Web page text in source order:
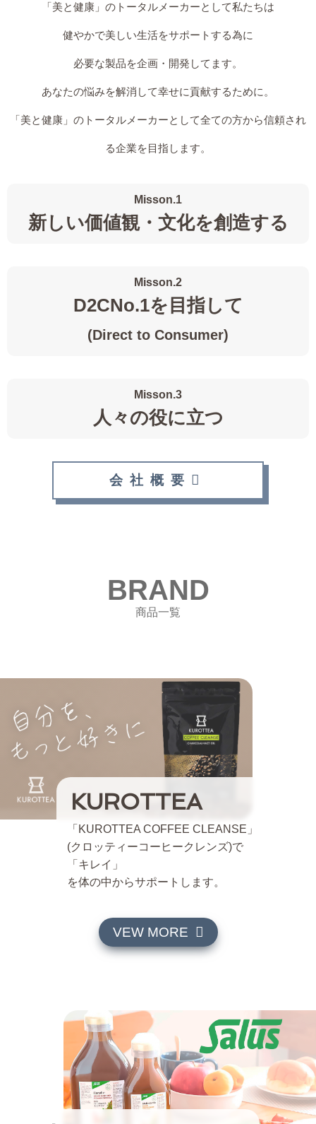
「美と健康」のトータルメーカーとして私たちは
健やかで美しい生活をサポートする為に
必要な製品を企画・開発してます。
あなたの悩みを解消して幸せに貢献するために。
「美と健康」のトータルメーカーとして全ての方から信頼され
る企業を目指します。
Misson.1
新しい価値観・文化を創造する
Misson.2
D2CNo.1を目指して
(Direct to Consumer)
Misson.3
人々の役に立つ
会社概要
BRAND
商品一覧
KUROTTEA
「KUROTTEA COFFEE CLEANSE」
(クロッティーコーヒークレンズ)で
「キレイ」
を体の中からサポートします。
VEW MORE